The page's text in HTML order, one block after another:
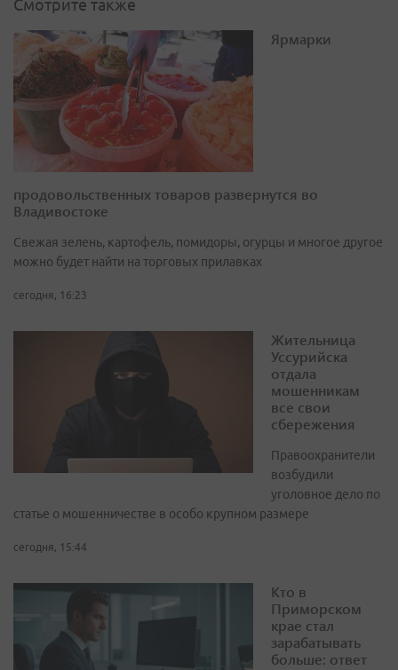
Смотрите также
Ярмарки
продовольственных товаров развернутся во
Владивостоке
Свежая зелень, картофель, помидоры, огурцы и многое другое
можно будет найти на торговых прилавках
сегодня, 16:23
Жительница
Уссурийска
отдала
мошенникам
все свои
сбережения
Правоохранители
возбудили
уголовное дело по
статье о мошенничестве в особо крупном размере
сегодня, 15:44
Кто в
Приморском
крае стал
зарабатывать
больше: ответ